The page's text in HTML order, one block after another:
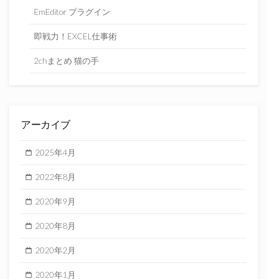
EmEditor プラグイン
即戦力！EXCEL仕事術
2chまとめ 猫の手
アーカイブ
2025年4月
2022年8月
2020年9月
2020年8月
2020年2月
2020年1月